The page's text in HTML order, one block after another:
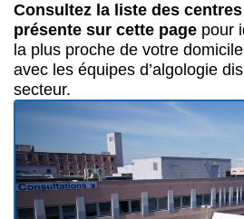
Consultez la liste des
présente sur cette page pour
la plus proche de votre
avec les équipes d’algologie
secteur.